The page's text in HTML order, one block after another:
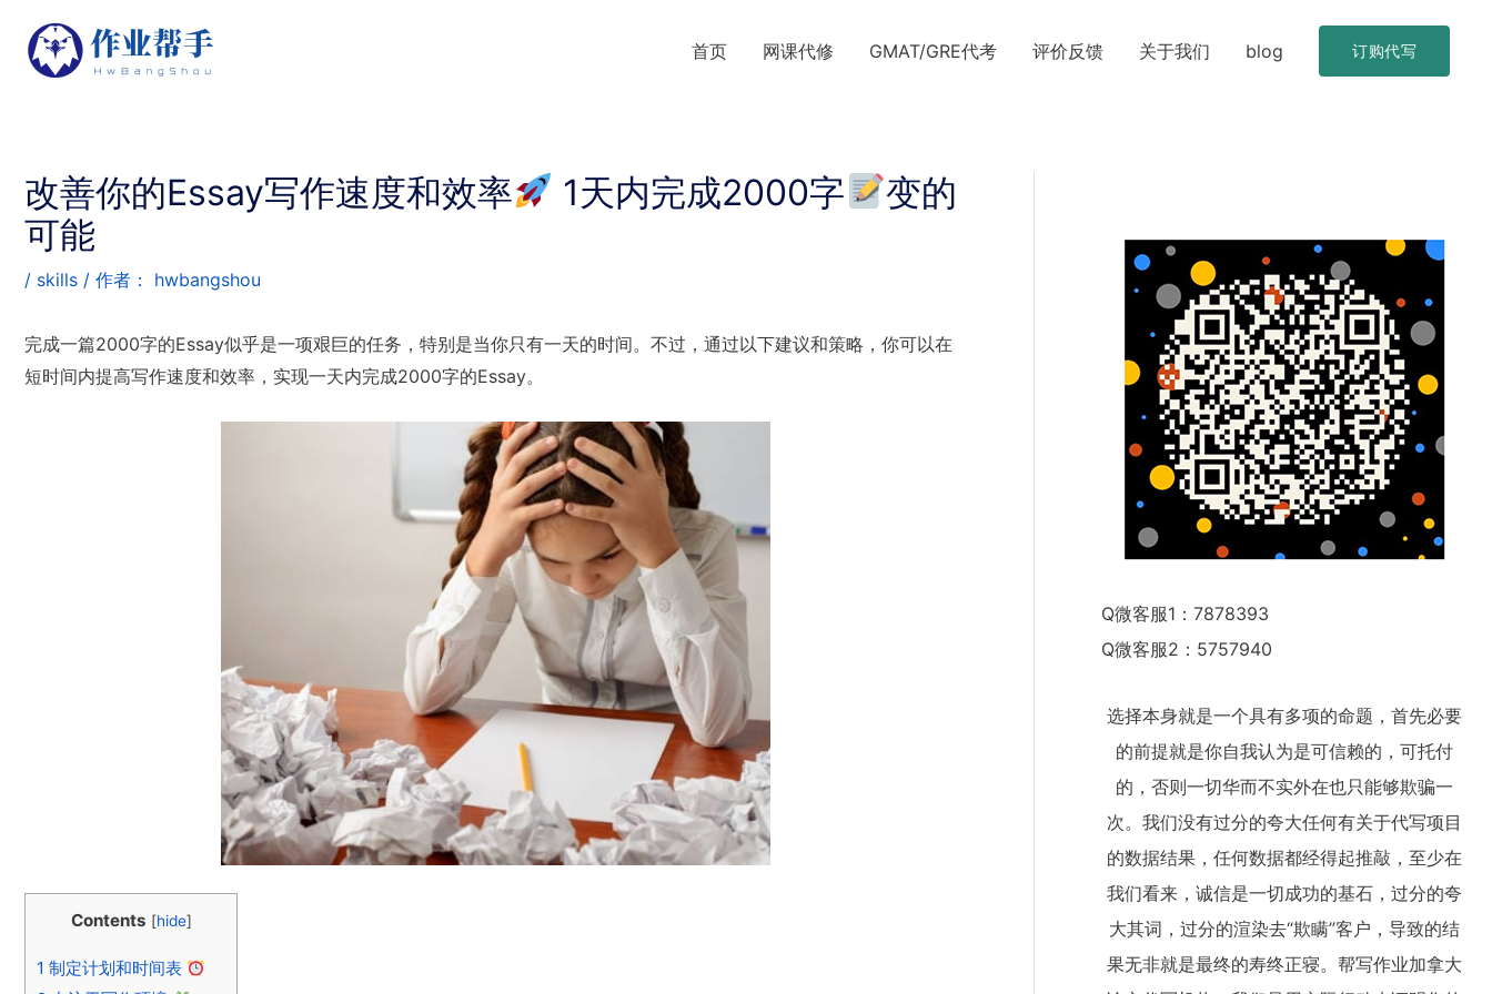
首页 网课代修 GMAT/GRE代考 评价反馈 关于我们 blog 订购代写
改善你的Essay写作速度和效率 1天内完成2000字
变的
可能
/ skills / 作者： hwbangshou
完成一篇2000字的Essay似乎是一项艰巨的任务，特别是当你只有一天的时间。不过，通过以下建议和策略，你可以在
短时间内提高写作速度和效率，实现一天内完成2000字的Essay。
Contents [hide]
1 制定计划和时间表
Q微客服1：7878393
Q微客服2：5757940
选择本身就是一个具有多项的命题，首先必要
的前提就是你自我认为是可信赖的，可托付
的，否则一切华而不实外在也只能够欺骗一
次。我们没有过分的夸大任何有关于代写项目
的数据结果，任何数据都经得起推敲，至少在
我们看来，诚信是一切成功的基石，过分的夸
大其词，过分的渲染去“欺瞒”客户，导致的结
果无非就是最终的寿终正寝。帮写作业加拿大